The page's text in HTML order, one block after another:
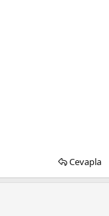
Cevapla